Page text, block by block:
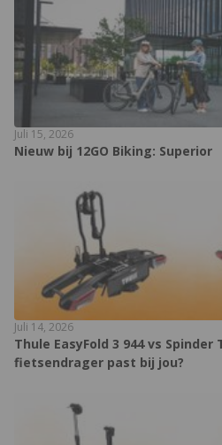
Juli 15, 2026
Nieuw bij 12GO Biking: Superior
Juli 14, 2026
Thule EasyFold 3 944 vs Spinder
fietsendrager past bij jou?